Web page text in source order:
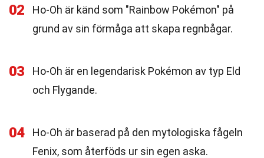
02
Ho-Oh är känd som "Rainbow Pokémon" på
grund av sin förmåga att skapa regnbågar.
03
Ho-Oh är en legendarisk Pokémon av typ Eld
och Flygande.
04
Ho-Oh är baserad på den mytologiska fågeln
Fenix, som återföds ur sin egen aska.